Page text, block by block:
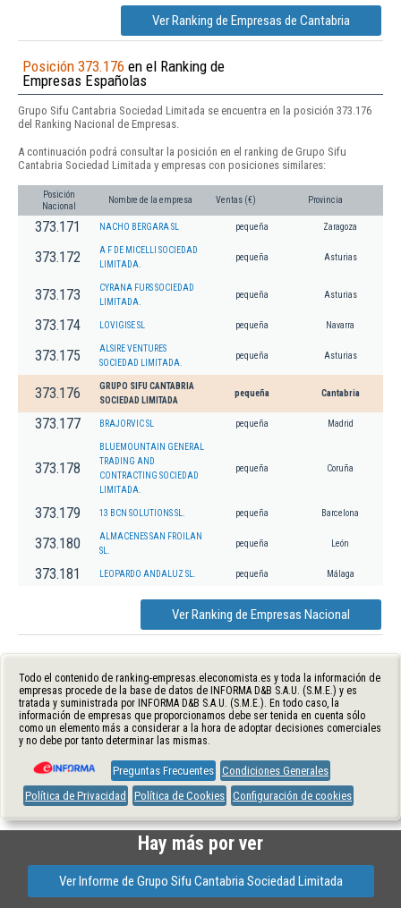
Ver Ranking de Empresas de Cantabria
Posición 373.176 en el Ranking de
Empresas Españolas
Grupo Sifu Cantabria Sociedad Limitada se encuentra en la posición 373.176
del Ranking Nacional de Empresas.
A continuación podrá consultar la posición en el ranking de Grupo Sifu
Cantabria Sociedad Limitada y empresas con posiciones similares:
Posición
Nacional
Nombre de la empresa Ventas (€) Provincia
373.171 NACHO BERGARA SL pequeña Zaragoza
373.172
A F DE MICELLI SOCIEDAD
LIMITADA.
pequeña Asturias
373.173
CYRANA FURS SOCIEDAD
LIMITADA.
pequeña Asturias
373.174 LOVIGISE SL pequeña Navarra
373.175
ALSIRE VENTURES
SOCIEDAD LIMITADA.
pequeña Asturias
373.176
GRUPO SIFU CANTABRIA
SOCIEDAD LIMITADA
pequeña Cantabria
373.177 BRAJORVIC SL pequeña Madrid
373.178
BLUEMOUNTAIN GENERAL
TRADING AND
CONTRACTING SOCIEDAD
LIMITADA.
pequeña Coruña
373.179 13 BCN SOLUTIONS SL. pequeña Barcelona
373.180
ALMACENES SAN FROILAN
SL.
pequeña León
373.181 LEOPARDO ANDALUZ SL. pequeña Málaga
Ver Ranking de Empresas Nacional
Todo el contenido de ranking-empresas.eleconomista.es y toda la información de
empresas procede de la base de datos de INFORMA D&B S.A.U. (S.M.E.) y es
tratada y suministrada por INFORMA D&B S.A.U. (S.M.E.). En todo caso, la
información de empresas que proporcionamos debe ser tenida en cuenta sólo
como un elemento más a considerar a la hora de adoptar decisiones comerciales
y no debe por tanto determinar las mismas.
Preguntas Frecuentes Condiciones Generales
Política de Privacidad
Política de Cookies Configuración de cookies
Hay más por ver
Ver Informe de Grupo Sifu Cantabria Sociedad Limitada